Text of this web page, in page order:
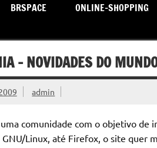
BRSPACE ONLINE-SHOPPING
– NOVIDADES DO
admin
comunidade com o objetivo de
GNU/Linux, até Firefox, o site quer